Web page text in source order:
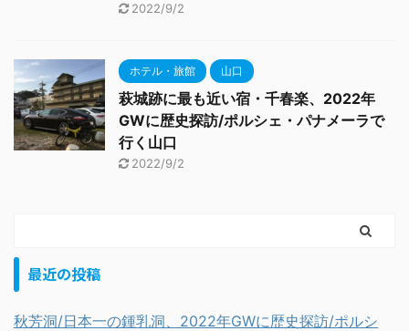
2022/9/2
ホテル・旅館 山口
萩城跡に最も近い宿・千春楽、2022年
GWに歴史探訪/ポルシェ・パナメーラで
行く山口
2022/9/2
最近の投稿
秋芳洞/日本一の鍾乳洞、2022年GWに歴史探訪/ポルシ